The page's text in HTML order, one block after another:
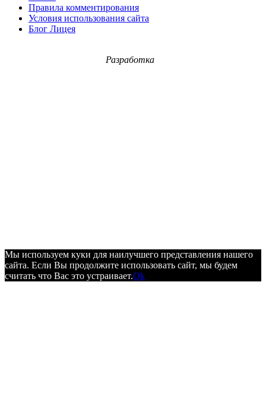
Правила комментирования
Условия использования сайта
Блог Лицея
Разработка
Мы используем куки для наилучшего представления нашего
сайта. Если Вы продолжите использовать сайт, мы будем
считать что Вас это устраивает.Ok